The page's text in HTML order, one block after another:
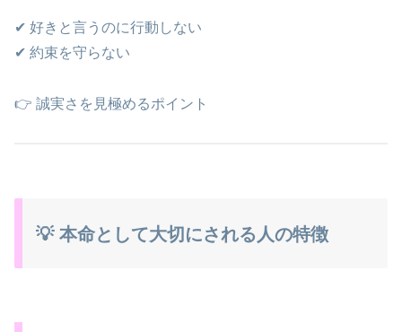
✔ 好きと言うのに行動しない
✔ 約束を守らない
👉 誠実さを見極めるポイント
💡 本命として大切にされる人の特徴